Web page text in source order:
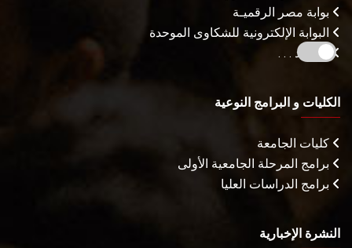
بوابة مصر الرقميـة
البوابة الإلكترونية للشكاوى الموحدة
المزيـد . . .
الكليات و البرامج النوعية
كليات الجامعة
برامج المرحلة الجامعية الأولى
برامج الدراسات العليا
النشرة الإخبارية